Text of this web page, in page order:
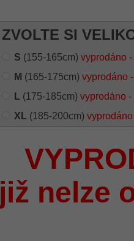
ZVOLTE SI
S (155-165cm) vyprodáno
M (165-175cm) vyprodáno
L (175-185cm) vyprodáno
XL (185-200cm)
již nelze